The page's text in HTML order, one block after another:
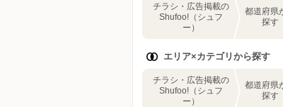
チラシ・広告掲載の
Shufoo!（シュフ
ー）
都道府県
探す
エリア×カテゴリから探す
チラシ・広告掲載の
Shufoo!（シュフ
ー）
都道府県
探す